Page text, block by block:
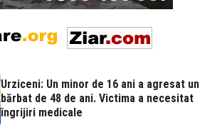
Urziceni: Un minor de 16 ani a agresat un
bărbat de 48 de ani. Victima a necesitat
îngrijiri medicale